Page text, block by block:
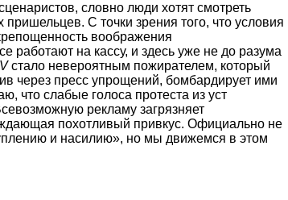
словно люди хотят смотреть
С точки зрения того, что условия
воображения
на кассу, и здесь уже не до разума
стало невероятным пожирателем, который
через пресс упрощений, бомбардирует ими
что слабые голоса протеста из уст
рекламу загрязняет
похотливый привкус. Официально не
и насилию», но мы движемся в этом